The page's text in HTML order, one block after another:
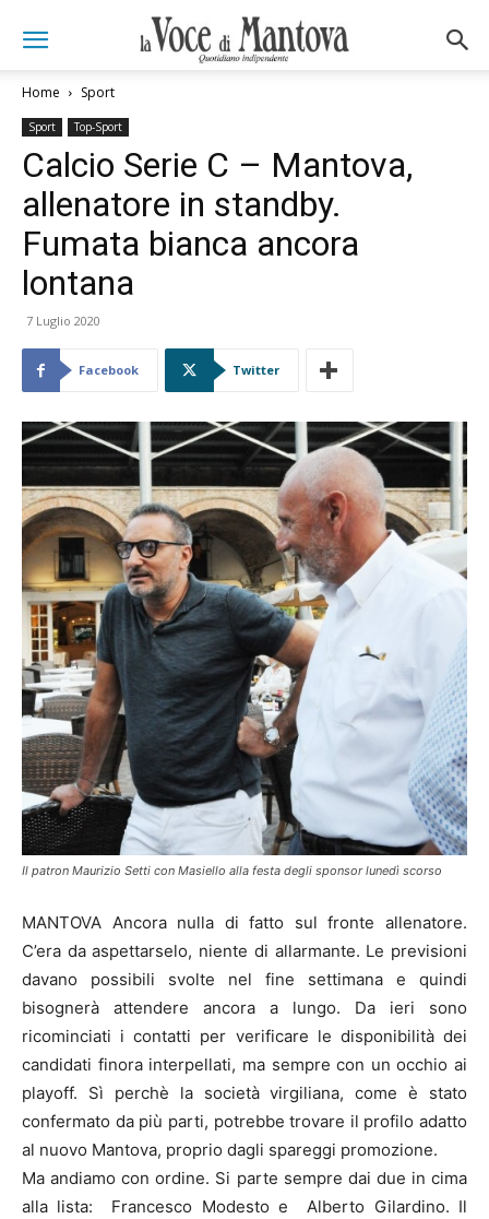
Home Sport
Sport Top-Sport
Calcio Serie C – Mantova,
allenatore in standby.
Fumata bianca ancora
lontana
7 Luglio 2020
Facebook Twitter
Il patron Maurizio Setti con Masiello alla festa degli sponsor lunedì scorso
MANTOVA Ancora nulla di fatto sul fronte allenatore.
C’era da aspettarselo, niente di allarmante. Le previsioni
davano possibili svolte nel fine settimana e quindi
bisognerà attendere ancora a lungo. Da ieri sono
ricominciati i contatti per verificare le disponibilità dei
candidati finora interpellati, ma sempre con un occhio ai
playoff. Sì perchè la società virgiliana, come è stato
confermato da più parti, potrebbe trovare il profilo adatto
al nuovo Mantova, proprio dagli spareggi promozione.
Ma andiamo con ordine. Si parte sempre dai due in cima
alla lista: Francesco Modesto e Alberto Gilardino. Il